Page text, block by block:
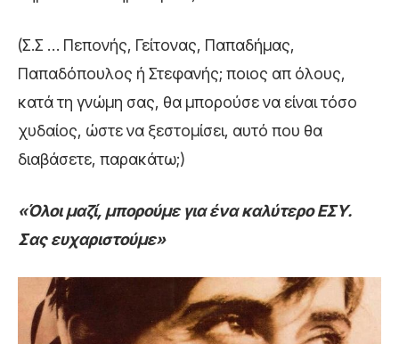
(Σ.Σ … Πεπονής, Γείτονας, Παπαδήμας,
Παπαδόπουλος ή Στεφανής; ποιος απ όλους,
κατά τη γνώμη σας, θα μπορούσε να είναι τόσο
χυδαίος, ώστε να ξεστομίσει, αυτό που θα
διαβάσετε, παρακάτω;)
«Όλοι μαζί, μπορούμε για ένα καλύτερο ΕΣΥ.
Σας ευχαριστούμε»